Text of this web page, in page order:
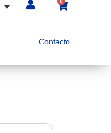
0
Contacto